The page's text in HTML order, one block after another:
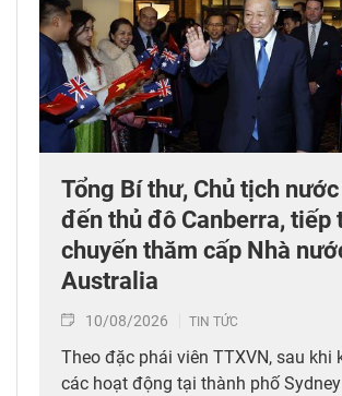
Tổng Bí thư, Chủ tịch nước
đến thủ đô Canberra, tiếp
chuyến thăm cấp Nhà
Australia
10/08/2026 TIN TỨC
Theo đặc phái viên TTXVN, sau khi
các hoạt động tại thành phố Sydney